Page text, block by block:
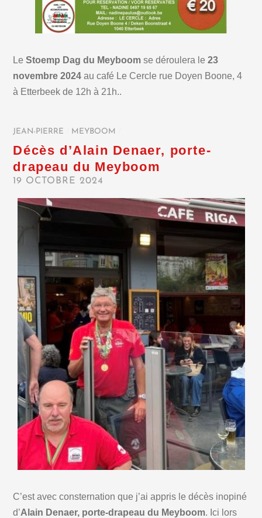
Le Stoemp Dag du Meyboom se déroulera le23
novembre 2024 au café Le Cercle rue Doyen Boone, 4
à Etterbeek de 12h à 21h..
JEAN-PIERRE MEYBOOM
Décès d’Alain Denaer, porte-
drapeau du Meyboom
19 OCTOBRE 2024
C’est avec consternation que j’ai appris le décès inopiné
d’Alain Denaer, porte-drapeau du Meyboom. Ici lors